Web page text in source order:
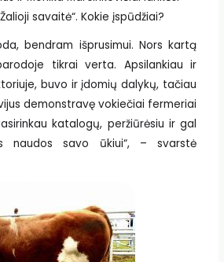
savaitė“. Kokie įspūdžiai?
bendram išprusimui. Nors kartą
tikrai verta. Apsilankiau ir
buvo ir įdomių dalykų, tačiau
demonstravę vokiečiai fermeriai
katalogų, peržiūrėsiu ir gal
naudos savo ūkiui“, – svarstė